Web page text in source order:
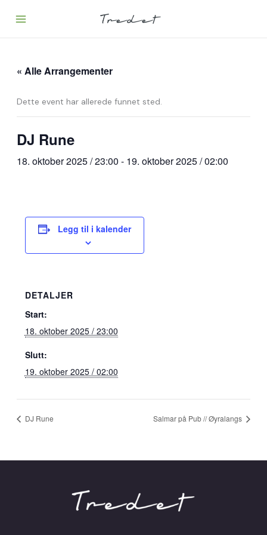
« Alle Arrangementer
Dette event har allerede funnet sted.
DJ Rune
18. oktober 2025 / 23:00 - 19. oktober 2025 / 02:00
Legg til i kalender
DETALJER
Start:
18. oktober 2025 / 23:00
Slutt:
19. oktober 2025 / 02:00
DJ Rune Salmar på Pub // Øyralangs